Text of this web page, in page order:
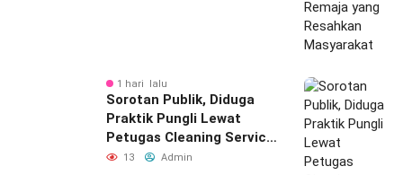
1 hari lalu
Sorotan Publik, Diduga
Praktik Pungli Lewat
Petugas Cleaning Service
Samsat Timur
13 Admin